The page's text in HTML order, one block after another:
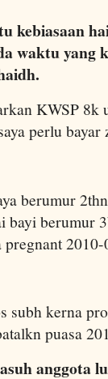
kebiasaan
waktu yang
KWSP 8k
perlu
berumur
bayi berumur
pregnant
subh kerna
puasa
anggota